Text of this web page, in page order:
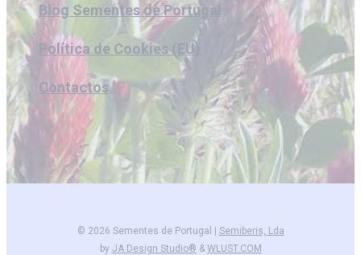
Blog Sementes de Portugal
Política de Cookies (EU)
Contactos
© 2026 Sementes de Portugal | Semiberis, Lda
by JA Design Studio® & WLUST.COM